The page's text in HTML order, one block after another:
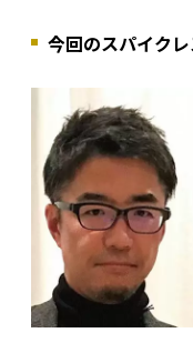
今回のスパイク